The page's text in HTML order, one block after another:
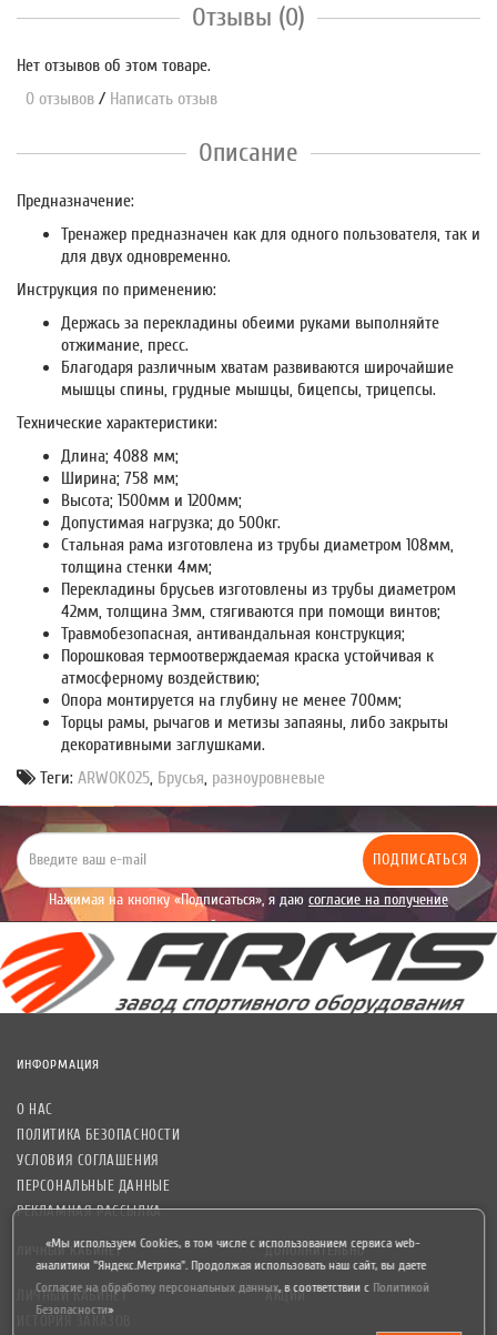
Отзывы (0)
Нет отзывов об этом товаре.
0 отзывов / Написать отзыв
Описание
Предназначение:
Тренажер предназначен как для одного пользователя, так и
для двух одновременно.
Инструкция по применению:
Держась за перекладины обеими руками выполняйте
отжимание, пресс.
Благодаря различным хватам развиваются широчайшие
мышцы спины, грудные мышцы, бицепсы, трицепсы.
Технические характеристики:
Длина; 4088 мм;
Ширина; 758 мм;
Высота; 1500мм и 1200мм;
Допустимая нагрузка; до 500кг.
Стальная рама изготовлена из трубы диаметром 108мм,
толщина стенки 4мм;
Перекладины брусьев изготовлены из трубы диаметром
42мм, толщина 3мм, стягиваются при помощи винтов;
Травмобезопасная, антивандальная конструкция;
Порошковая термоотверждаемая краска устойчивая к
атмосферному воздействию;
Опора монтируется на глубину не менее 700мм;
Торцы рамы, рычагов и метизы запаяны, либо закрыты
декоративными заглушками.
Теги: ARWOK025, Брусья, разноуровневые
ПОДПИСАТЬСЯ
Нажимая на кнопку «Подписаться», я даю согласие на получение
уведомлений рекламного характера.
ИНФОРМАЦИЯ
О НАС
ПОЛИТИКА БЕЗОПАСНОСТИ
УСЛОВИЯ СОГЛАШЕНИЯ
ПЕРСОНАЛЬНЫЕ ДАННЫЕ
РЕКЛАМНАЯ РАССЫЛКА
ЛИЧНЫЙ КАБИНЕТ
ЛИЧНЫЙ КАБИНЕТ
ДОПОЛНИТЕЛЬНО
АКЦИИ
«Мы используем Cookies, в том числе с использованием сервиса web-
аналитики "Яндекс.Метрика". Продолжая использовать наш сайт, вы даете
Согласие на обработку персональных данных,в соответствии с Политикой
Безопасности»